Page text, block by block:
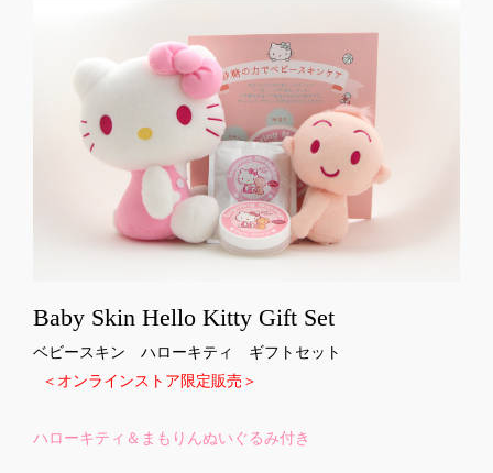
Baby Skin Hello Kitty Gift Set
ベビースキン ハローキティ ギフトセット
＜オンラインストア限定販売＞
ハローキティ＆まもりんぬいぐるみ付き